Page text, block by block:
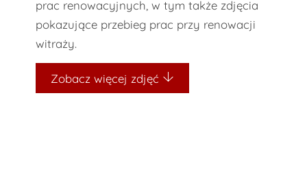
prac renowacyjnych, w tym także zdjęcia
pokazujące przebieg prac przy renowacji
witraży.
Zobacz więcej zdjęć